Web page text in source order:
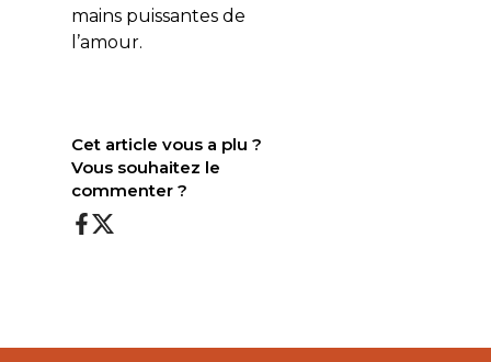
mains puissantes de
l’amour.
Cet article vous a plu ?
Vous souhaitez le
commenter ?